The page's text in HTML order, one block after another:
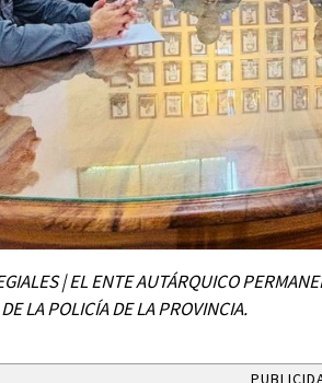
| EL ENTE AUTÁRQUICO
LA POLICÍA DE LA PROVINCIA.